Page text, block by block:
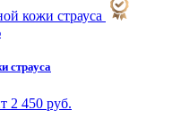
страуса
2 450 руб.